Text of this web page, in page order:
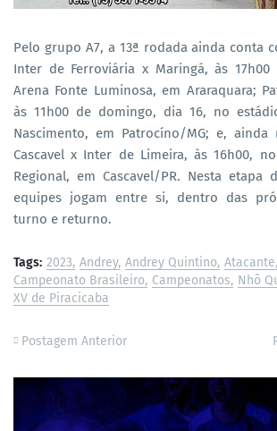
Pelo grupo A7, a 13ª rodada ainda conta
Inter de Ferroviária x Maringá, às
Arena Fonte Luminosa, em Araraquara;
às 11h00 de domingo, dia 16, no
Nascimento, em Patrocíno/MG; e,
Cascavel x Inter de Limeira, às 16h00,
Regional, em Cascavel/PR. Nesta etapa
equipes jogam entre si, dentro das
turno e returno.
Tags: 2023 Andrey Andrey Quintino Atacante
Campeonato Brasileiro Campeonatos Nhô
XV de Piracicaba
Postagem Anterior